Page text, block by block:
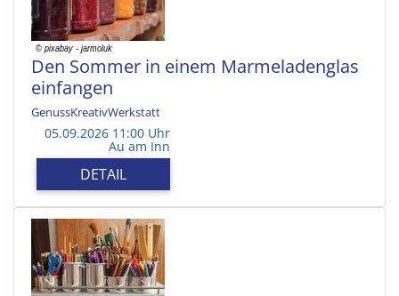
Den Sommer in einem Marmeladenglas
einfangen
GenussKreativWerkstatt
05.09.2026 11:00 Uhr
Au am Inn
DETAIL